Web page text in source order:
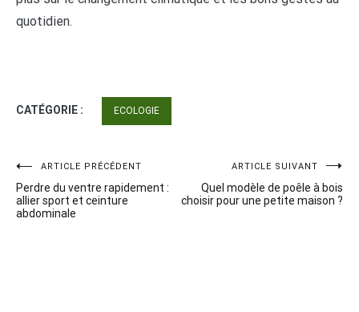
quotidien.
CATÉGORIE : ECOLOGIE
Navigation
de
ARTICLE PRÉCÉDENT
Perdre du ventre rapidement :
allier sport et ceinture
abdominale
ARTICLE SUIVANT
Quel modèle de poêle à bois
choisir pour une petite maison ?